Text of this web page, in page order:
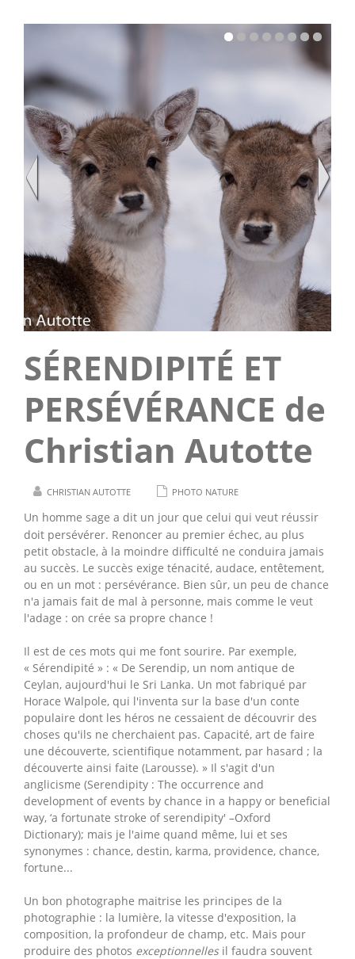
SÉRENDIPITÉ ET
PERSÉVÉRANCE de
Christian Autotte
CHRISTIAN AUTOTTE PHOTO NATURE
Un homme sage a dit un jour que celui qui veut réussir
doit persévérer. Renoncer au premier échec, au plus
petit obstacle, à la moindre difficulté ne conduira jamais
au succès. Le succès exige ténacité, audace, entêtement,
ou en un mot : persévérance. Bien sûr, un peu de chance
n'a jamais fait de mal à personne, mais comme le veut
l'adage : on crée sa propre chance !
Il est de ces mots qui me font sourire. Par exemple,
« Sérendipité » : « De Serendip, un nom antique de
Ceylan, aujourd'hui le Sri Lanka. Un mot fabriqué par
Horace Walpole, qui l'inventa sur la base d'un conte
populaire dont les héros ne cessaient de découvrir des
choses qu'ils ne cherchaient pas. Capacité, art de faire
une découverte, scientifique notamment, par hasard ; la
découverte ainsi faite (Larousse). » Il s'agit d'un
anglicisme (Serendipity : The occurrence and
development of events by chance in a happy or beneficial
way, ‘a fortunate stroke of serendipity' –Oxford
Dictionary); mais je l'aime quand même, lui et ses
synonymes : chance, destin, karma, providence, chance,
fortune...
Un bon photographe maitrise les principes de la
photographie : la lumière, la vitesse d'exposition, la
composition, la profondeur de champ, etc. Mais pour
produire des photos exceptionnellesil faudra souvent